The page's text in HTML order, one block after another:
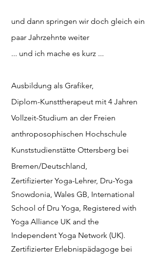
und dann springen wir doch gleich ein
paar Jahrzehnte weiter
... und ich mache es kurz ...
Ausbildung als Grafiker,
Diplom-Kunsttherapeut mit 4 Jahren
Vollzeit-Studium an der Freien
anthroposophischen Hochschule
Kunststudienstätte Ottersberg bei
Bremen/Deutschland​,
Zertifizierter Yoga-Lehrer, Dru-Yoga
Snowdonia, Wales GB, International
School of Dru Yoga, Registered with
Yoga Alliance UK and the
Independent Yoga Network (UK).
Zertifizierter Erlebnispädagoge bei